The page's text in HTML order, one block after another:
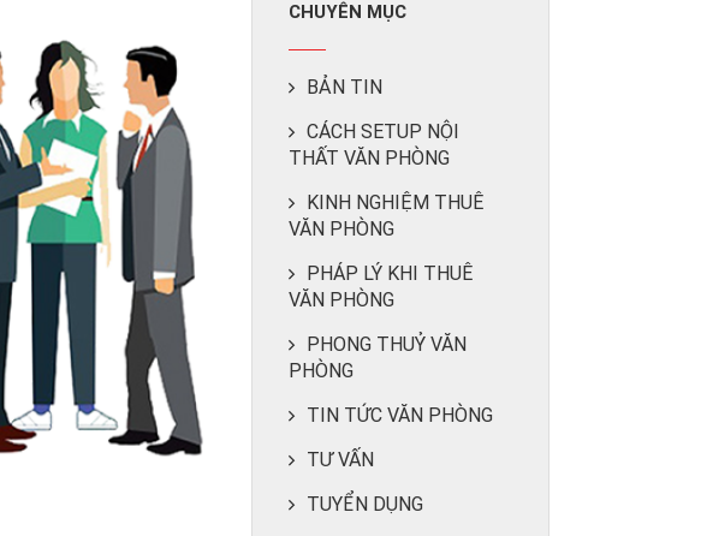
CHUYÊN MỤC
BẢN TIN
CÁCH SETUP NỘI
THẤT VĂN PHÒNG
KINH NGHIỆM THUÊ
VĂN PHÒNG
PHÁP LÝ KHI THUÊ
VĂN PHÒNG
PHONG THUỶ VĂN
PHÒNG
TIN TỨC VĂN PHÒNG
TƯ VẤN
TUYỂN DỤNG